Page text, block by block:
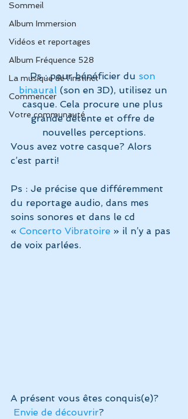
Sommeil
Album Immersion
Vidéos et reportages
Album Fréquence 528
La musique de l'instinct
Commencer
Votre communauté
Ps : pour bénéficier du son
binaural (son en 3D), utilisez un
casque. Cela procure une plus
grande détente et offre de
nouvelles perceptions.
Vous avez votre casque? Alors
c’est parti!
Ps : Je précise que différemment
du reportage audio, dans mes
soins sonores et dans le cd
« Concerto Vibratoire » il n’y a pas
de voix parlées.
A présent vous êtes conquis(e)?
Envie de découvrir?